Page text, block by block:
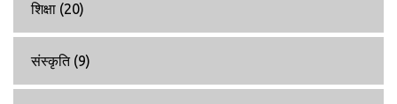
शिक्षा (20)
संस्कृति (9)